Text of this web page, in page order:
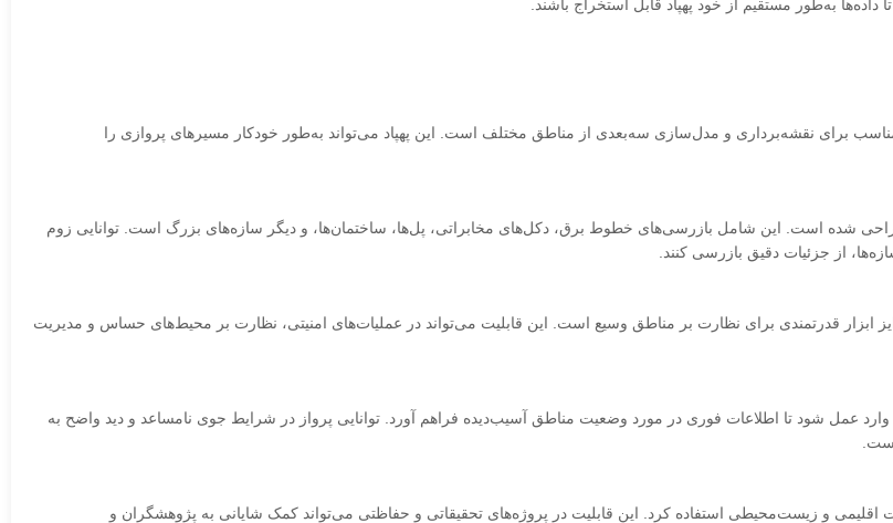
و قابلیت‌های پروازی دقیق، مویک 3 اینترپرایز ابزاری مناسب برای نقشه‌برداری و مدل‌سازی سه‌بعدی از مناطق مختلف است. این پهپاد می‌تواند به‌طور خودکار مسیرهای پروازی را
طراحی شده است. این شامل بازرسی‌های خطوط برق، دکل‌های مخابراتی، پل‌ها، ساختمان‌ها، و دیگر سازه‌های بزرگ است. توانایی زوم
از دوربین‌های با کیفیت بالا و سیستم‌های هوشمند ردیابی، مویک 3 اینترپرایز ابزار قدرتمندی برای نظارت بر مناطق وسیع است. این قابلیت می‌تواند در عملیات‌های امنیتی، نظارت بر محیط‌های حساس و مدیریت
عمل شود تا اطلاعات فوری در مورد وضعیت مناطق آسیب‌دیده فراهم آورد. توانایی پرواز در شرایط جوی نامساعد و دید واضح به
و زیست‌محیطی استفاده کرد. این قابلیت در پروژه‌های تحقیقاتی و حفاظتی می‌تواند کمک شایانی به پژوهشگران و